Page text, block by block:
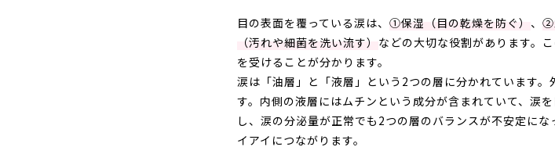
目の表面を覆っている涙は、 ①保湿（目の乾燥を防ぐ） 、 ②
（汚れや細菌を洗い流す） などの大切な役割があります。
を受けることが分かります。
涙は「油層」と「液層」という2つの層に分かれています。
す。内側の液層にはムチンという成分が含まれていて、涙
し、涙の分泌量が正常でも 2つの層のバランスが不安定に
イアイにつながります。